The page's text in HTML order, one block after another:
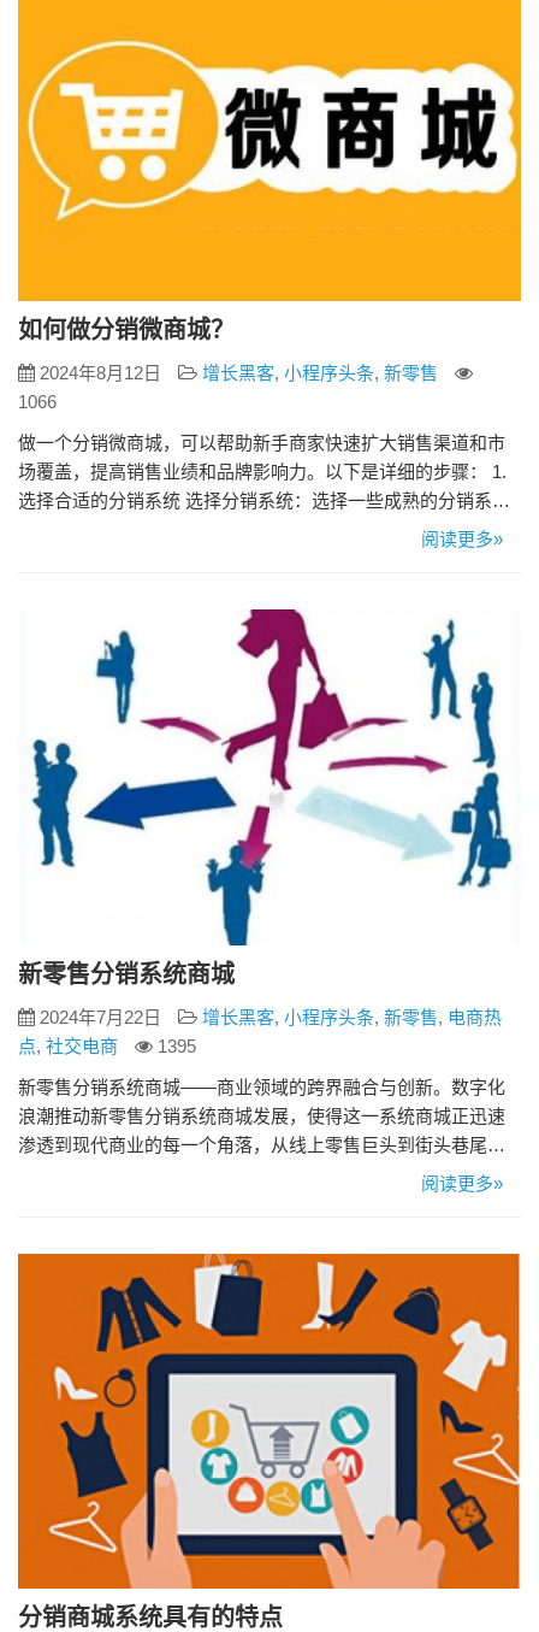
如何做分销微商城？
2024年8月12日 增长黑客, 小程序头条, 新零售
1066
做一个分销微商城，可以帮助新手商家快速扩大销售渠道和市
场覆盖，提高销售业绩和品牌影响力。以下是详细的步骤： 1.
选择合适的分销系统 选择分销系统：选择一些成熟的分销系
统，如“来客推”分销系统，根据需求和预算选择合适的分销商城
众号进行绑定和配置，确保用户可以通过公众号访问微商城。
阅读更多»
新零售分销系统商城
2024年7月22日 增长黑客, 小程序头条, 新零售, 电商热
点, 社交电商
1395
新零售分销系统商城——商业领域的跨界融合与创新。数字化
浪潮推动新零售分销系统商城发展，使得这一系统商城正迅速
渗透到现代商业的每一个角落，从线上零售巨头到街头巷尾的
小店，从消费品到复杂的工业品，在不断地拓宽其应用场景。
商、渠道商与消费者，形成了一个高效、透明的交易闭环。品
牌商通过系统可以更加…
阅读更多»
分销商城系统具有的特点